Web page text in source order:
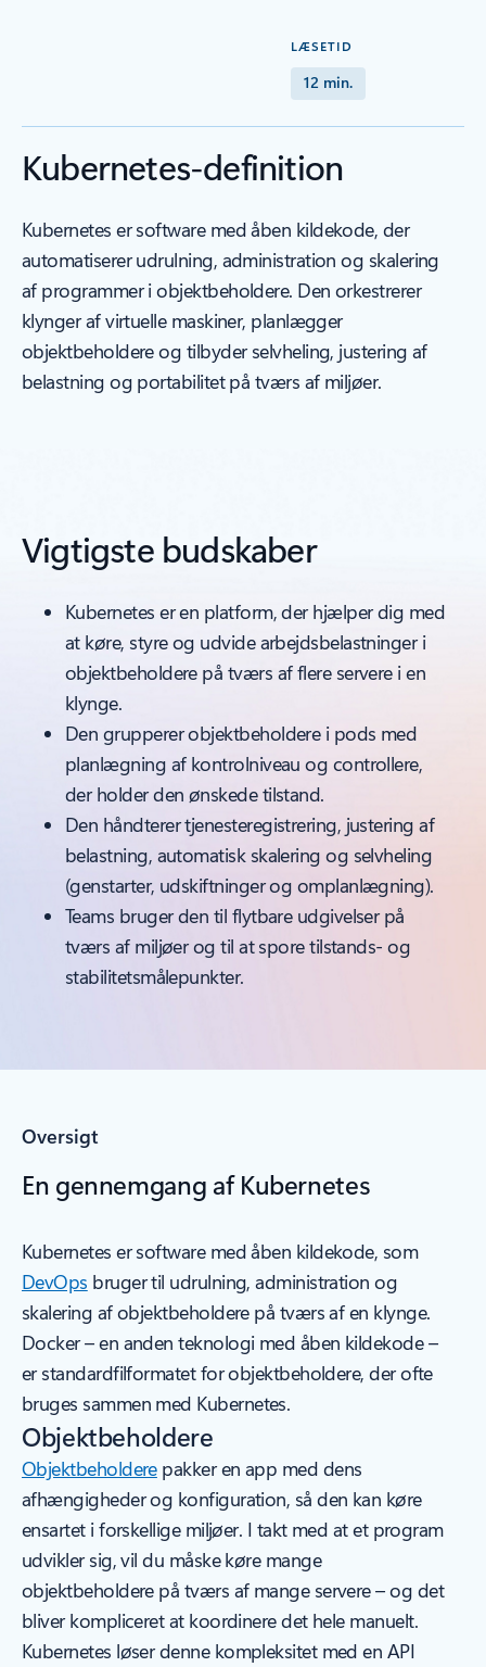
LÆSETID
12 min.
Kubernetes-definition
Kubernetes er software med åben kildekode, der
automatiserer udrulning, administration og skalering
af programmer i objektbeholdere. Den orkestrerer
klynger af virtuelle maskiner, planlægger
objektbeholdere og tilbyder selvheling, justering af
belastning og portabilitet på tværs af miljøer.
Vigtigste budskaber
Kubernetes er en platform, der hjælper dig med
at køre, styre og udvide arbejdsbelastninger i
objektbeholdere på tværs af flere servere i en
klynge.
Den grupperer objektbeholdere i pods med
planlægning af kontrolniveau og controllere,
der holder den ønskede tilstand.
Den håndterer tjenesteregistrering, justering af
belastning, automatisk skalering og selvheling
(genstarter, udskiftninger og omplanlægning).
Teams bruger den til flytbare udgivelser på
tværs af miljøer og til at spore tilstands- og
stabilitetsmålepunkter.
Oversigt
En gennemgang af Kubernetes
Kubernetes er software med åben kildekode, som
DevOps bruger til udrulning, administration og
skalering af objektbeholdere på tværs af en klynge.
Docker – en anden teknologi med åben kildekode –
er standardfilformatet for objektbeholdere, der ofte
bruges sammen med Kubernetes.
Objektbeholdere
Objektbeholderepakker en app med dens
afhængigheder og konfiguration, så den kan køre
ensartet i forskellige miljøer. I takt med at et program
udvikler sig, vil du måske køre mange
objektbeholdere på tværs af mange servere – og det
bliver kompliceret at koordinere det hele manuelt.
Kubernetes løser denne kompleksitet med en API